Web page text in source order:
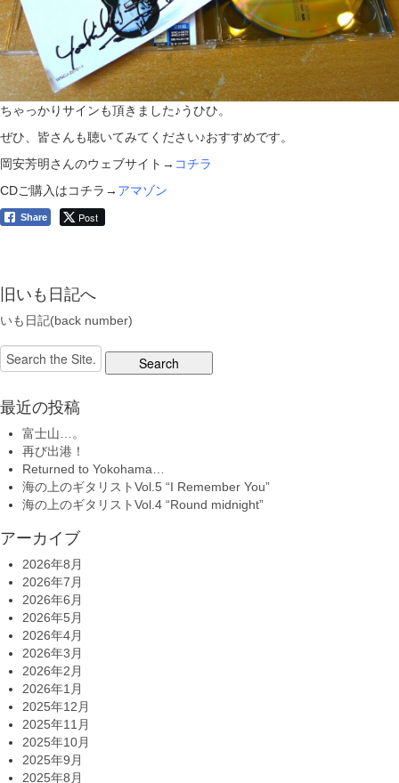
ちゃっかりサインも頂きました♪うひひ。
ぜひ、皆さんも聴いてみてください♪おすすめです。
岡安芳明さんのウェブサイト→ コチラ
CDご購入はコチラ→ アマゾン
Share Post
旧いも日記へ
いも日記(back number)
Search
for:
最近の投稿
富士山…。
再び出港！
Returned to Yokohama…
海の上のギタリストVol.5 “I Remember You”
海の上のギタリストVol.4 “Round midnight”
アーカイブ
2026年8月
2026年7月
2026年6月
2026年5月
2026年4月
2026年3月
2026年2月
2026年1月
2025年12月
2025年11月
2025年10月
2025年9月
2025年8月